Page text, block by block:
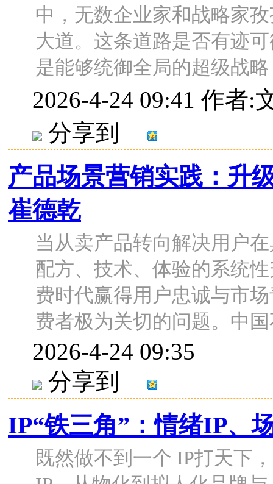
中，无数企业家和战略家
大道。这条道路是否有迹
是能够统御全局的超级战
2026-4-24 09:41 作者:
分享到
产品场景营销实践：升
崔德乾
当从卖产品转向解决用户
配方、技术、体验的系统
费时代赢得用户忠诚与市
费者极为关切的问题。中
2026-4-24 09:35
分享到
IP“铁三角”：情绪IP、
既然做不到一个 IP打天下